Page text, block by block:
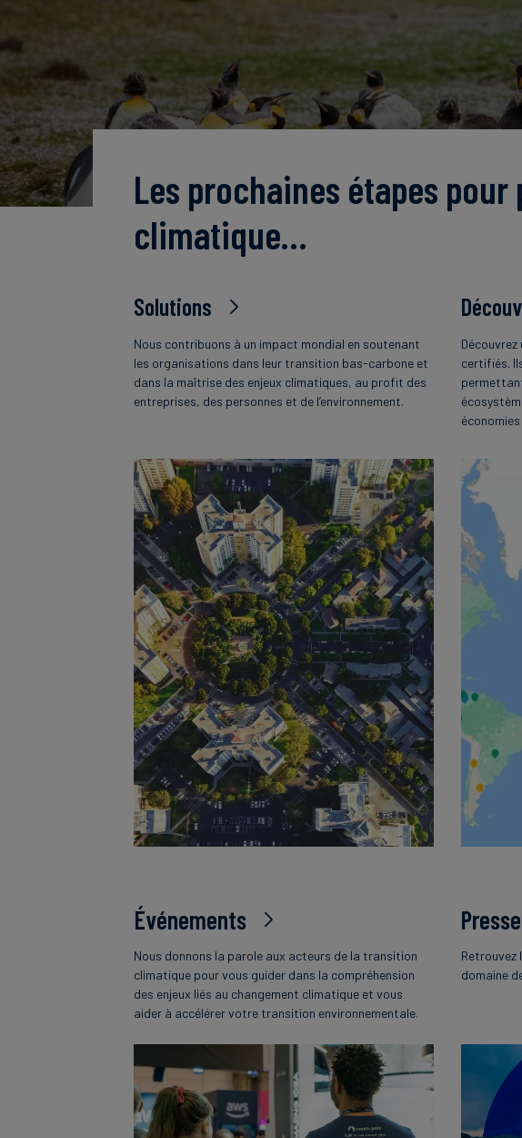
Les prochaines étapes
climatique…
Solutions
Nous contribuons à un impact mondial en soutenant
les organisations dans leur transition bas-carbone et
dans la maîtrise des enjeux climatiques, au profit des
entreprises, des personnes et de l’environnement.
certifiés.
Événements
Nous donnons la parole aux acteurs de la transition
climatique pour vous guider dans la compréhension
des enjeux liés au changement climatique et vous
aider à accélérer votre transition environnementale.
Presse
Retrouvez
domaine